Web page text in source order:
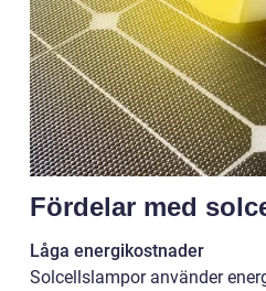
Fördelar med
Låga energikostnader
Solcellslampor använder